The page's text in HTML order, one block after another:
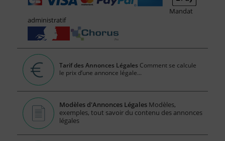
Mandat
administratif
Tarif des Annonces Légales Comment se calcule
le prix d’une annonce légale...
Modèles d'Annonces Légales Modèles,
exemples, tout savoir du contenu des annonces
légales